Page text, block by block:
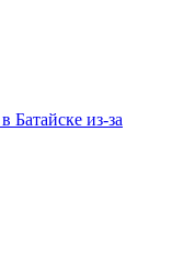
Батайске из-за